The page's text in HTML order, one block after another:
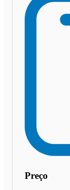
Preço